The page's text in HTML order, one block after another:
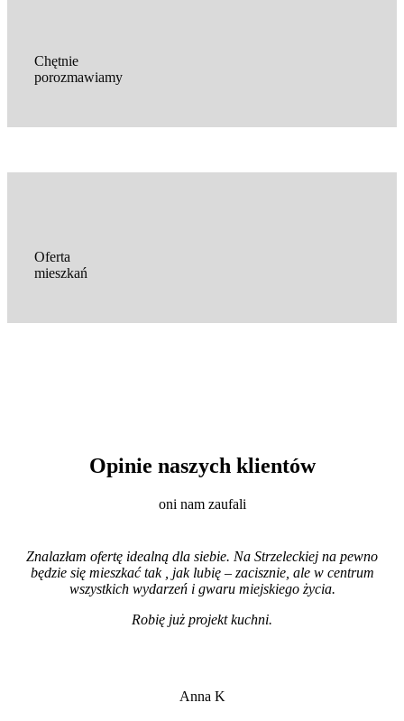
Chętnie
porozmawiamy
Oferta
mieszkań
Opinie naszych klientów
oni nam zaufali
Znalazłam ofertę idealną dla siebie. Na Strzeleckiej na pewno
będzie się mieszkać tak , jak lubię – zacisznie, ale w centrum
wszystkich wydarzeń i gwaru miejskiego życia.
Robię już projekt kuchni.
Anna K